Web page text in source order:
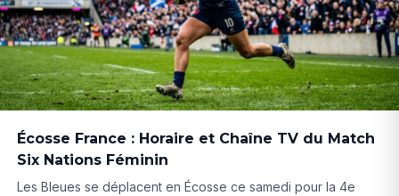
Écosse France : Horaire et Chaîne TV du Match
Six Nations Féminin
Les Bleues se déplacent en Écosse ce samedi pour la 4e